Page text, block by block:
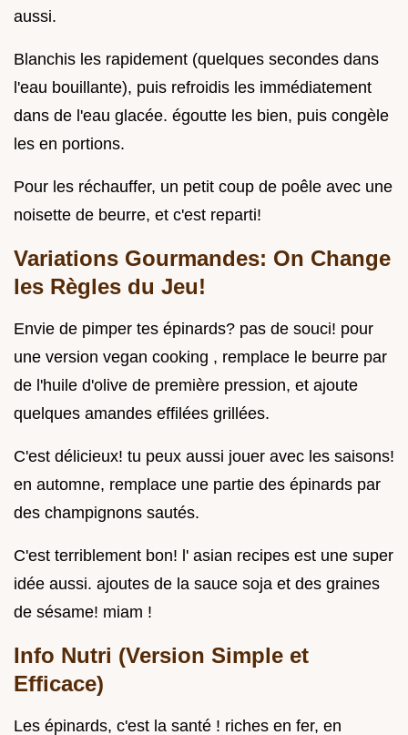
aussi.
Blanchis les rapidement (quelques secondes dans
l'eau bouillante), puis refroidis les immédiatement
dans de l'eau glacée. égoutte les bien, puis congèle
les en portions.
Pour les réchauffer, un petit coup de poêle avec une
noisette de beurre, et c'est reparti!
Variations Gourmandes: On Change
les Règles du Jeu!
Envie de pimper tes épinards? pas de souci! pour
une version vegan cooking , remplace le beurre par
de l'huile d'olive de première pression, et ajoute
quelques amandes effilées grillées.
C'est délicieux! tu peux aussi jouer avec les saisons!
en automne, remplace une partie des épinards par
des champignons sautés.
C'est terriblement bon! l' asian recipes est une super
idée aussi. ajoutes de la sauce soja et des graines
de sésame! miam !
Info Nutri (Version Simple et
Efficace)
Les épinards, c'est la santé ! riches en fer, en